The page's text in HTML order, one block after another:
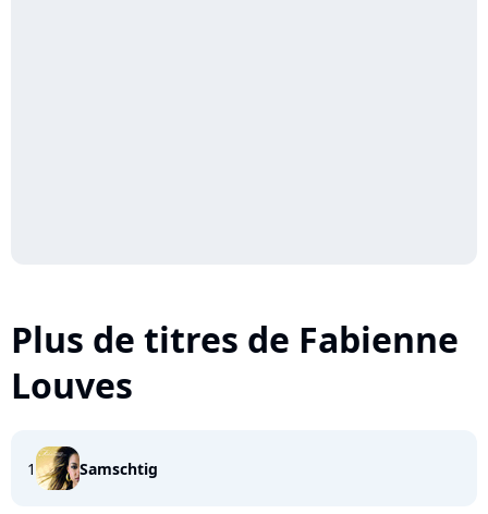
Plus de titres de Fabienne
Louves
1 Samschtig